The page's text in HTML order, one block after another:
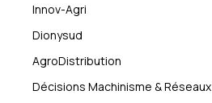
Innov-Agri
Dionysud
AgroDistribution
Décisions Machinisme & Réseaux